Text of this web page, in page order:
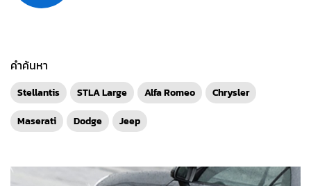
คำค้นหา
Stellantis STLA Large Alfa Romeo
Chrysler
Maserati
Dodge Jeep